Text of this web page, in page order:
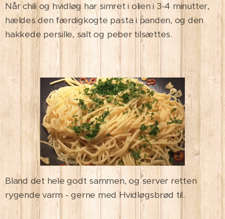
Når chili og hvidløg har simret i olien i 3-4 minutter,
hældes den færdigkogte pasta i panden, og den
hakkede persille, salt og peber tilsættes.
Bland det hele godt sammen, og server retten
rygende varm - gerne med Hvidløgsbrød til.